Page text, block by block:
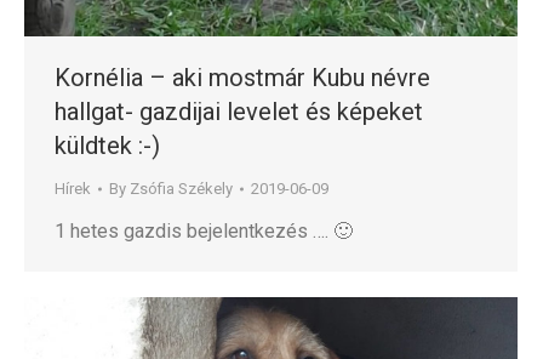
Kornélia – aki mostmár Kubu névre
hallgat- gazdijai levelet és képeket
küldtek :-)
Hírek By Zsófia Székely 2019-06-09
1 hetes gazdis bejelentkezés …. 🙂